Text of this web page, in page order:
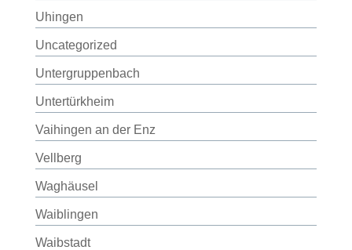
Uhingen
Uncategorized
Untergruppenbach
Untertürkheim
Vaihingen an der Enz
Vellberg
Waghäusel
Waiblingen
Waibstadt